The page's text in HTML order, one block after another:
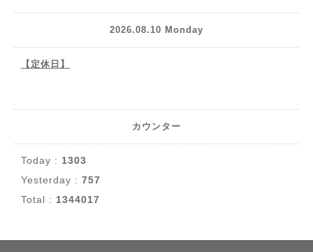
2026.08.10 Monday
【定休日】
カウンター
Today : 1303
Yesterday : 757
Total : 1344017